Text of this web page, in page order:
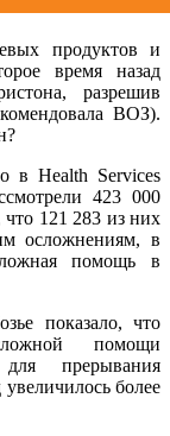
продуктов и
время назад
разрешив
ВОЗ).
в Health Services
423 000
121 283 из них
осложнениям, в
помощь в
показало, что
помощи
прерывания
более